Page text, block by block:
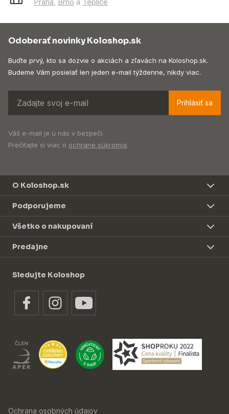
Praha Brno a Teplice
Odoberať novinky Koloshop.sk
Buďte prvý, kto sa dozvie o akciách a zľavách na Koloshop.sk.
Budeme Vám posielať len jeden e-mail týždenne, nikdy viac.
Prihlásiť sa
Váš e-mail je u nás v bezpečí.
Prečítajte si viac o ochrane súkromia.
O Koloshop.sk
Podporujeme
Všetko o nakupovaní
Predajne
Sledujte Koloshop
Ochrana osobných údajov